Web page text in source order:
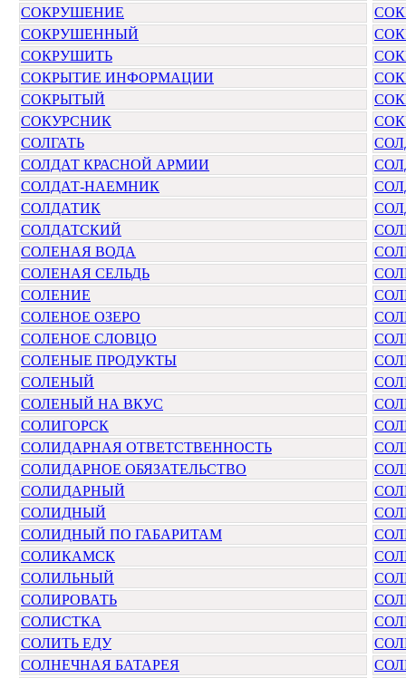
СОКРУШЕНИЕ
СОКРУШЕННЫЙ
СОКРУШИТЬ
СОКРЫТИЕ ИНФОРМАЦИИ
СОКРЫТЫЙ
СОКУРСНИК
СОЛГАТЬ
СОЛДАТ КРАСНОЙ АРМИИ
СОЛДАТ-НАЕМНИК
СОЛДАТИК
СОЛДАТСКИЙ
СОЛЕНАЯ ВОДА
СОЛЕНАЯ СЕЛЬДЬ
СОЛЕНИЕ
СОЛЕНОЕ ОЗЕРО
СОЛЕНОЕ СЛОВЦО
СОЛЕНЫЕ ПРОДУКТЫ
СОЛЕНЫЙ
СОЛЕНЫЙ НА ВКУС
СОЛИГОРСК
СОЛИДАРНАЯ ОТВЕТСТВЕННОСТЬ
СОЛИДАРНОЕ ОБЯЗАТЕЛЬСТВО
СОЛИДАРНЫЙ
СОЛИДНЫЙ
СОЛИДНЫЙ ПО ГАБАРИТАМ
СОЛИКАМСК
СОЛИЛЬНЫЙ
СОЛИРОВАТЬ
СОЛИСТКА
СОЛИТЬ ЕДУ
СОЛНЕЧНАЯ БАТАРЕЯ